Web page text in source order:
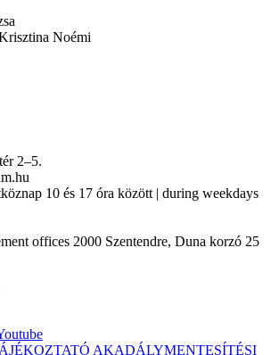
Noémi
2–5.
10 és 17 óra között | during weekdays
offices 2000 Szentendre, Duna korzó 25
AKADÁLYMENTESÍTÉSI